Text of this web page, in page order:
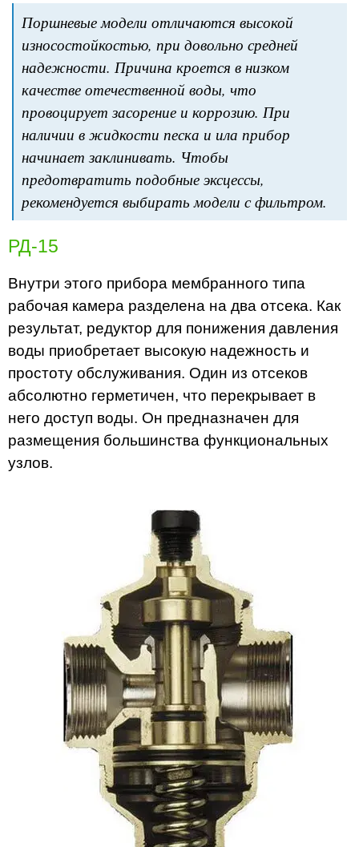
Поршневые модели отличаются высокой
износостойкостью, при довольно средней
надежности. Причина кроется в низком
качестве отечественной воды, что
провоцирует засорение и коррозию. При
наличии в жидкости песка и ила прибор
начинает заклинивать. Чтобы
предотвратить подобные эксцессы,
рекомендуется выбирать модели с фильтром.
РД-15
Внутри этого прибора мембранного типа
рабочая камера разделена на два отсека. Как
результат, редуктор для понижения давления
воды приобретает высокую надежность и
простоту обслуживания. Один из отсеков
абсолютно герметичен, что перекрывает в
него доступ воды. Он предназначен для
размещения большинства функциональных
узлов.